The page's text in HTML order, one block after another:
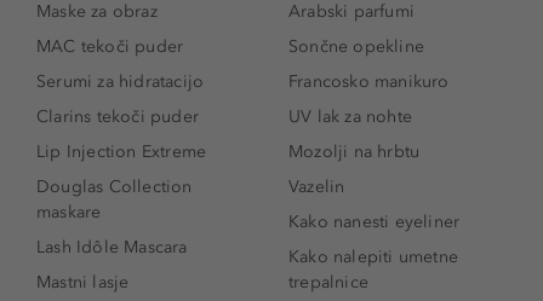
Maske za obraz
MAC tekoči puder
Serumi za hidratacijo
Clarins tekoči puder
Lip Injection Extreme
Douglas Collection
maskare
Lash Idôle Mascara
Mastni lasje
Arabski parfumi
Sončne opekline
Francosko manikuro
UV lak za nohte
Mozolji na hrbtu
Vazelin
Kako nanesti eyeliner
Kako nalepiti umetne
trepalnice